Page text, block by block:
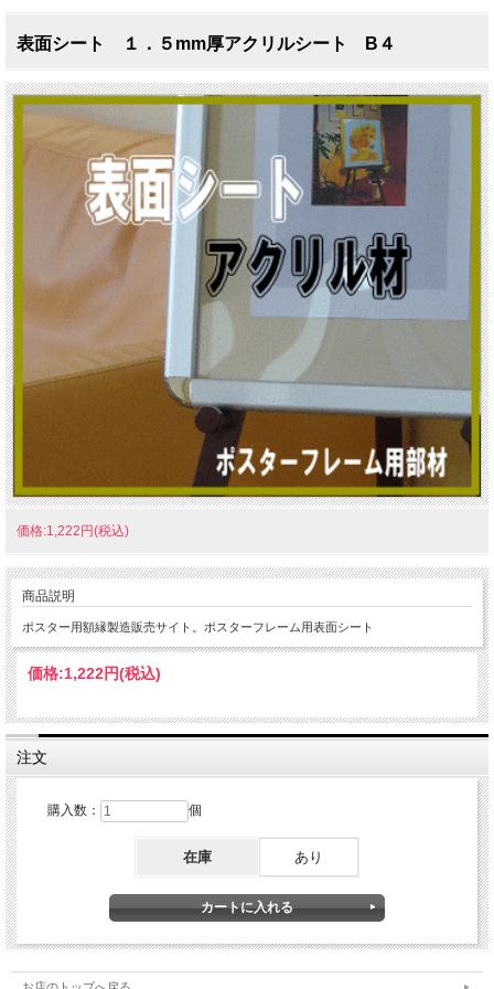
表面シート １．５mm厚アクリルシート B４
価格:1,222円(税込)
商品説明
ポスター用額縁製造販売サイト。ポスターフレーム用表面シート
価格:1,222円(税込)
注文
購入数： 個
在庫 あり